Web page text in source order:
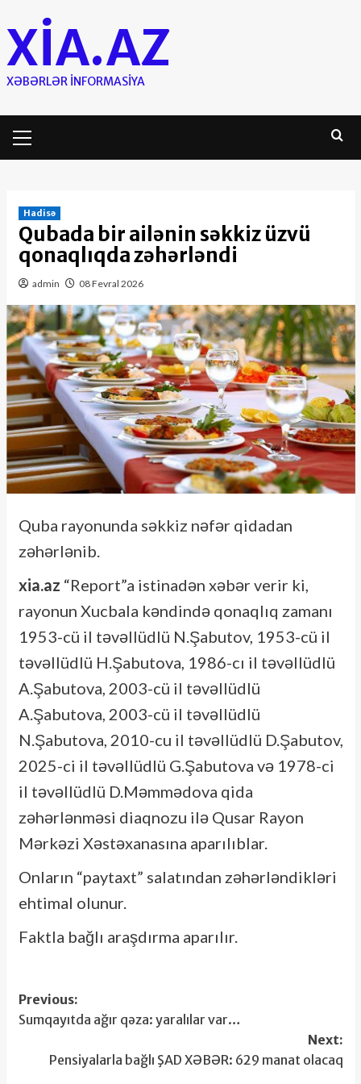
to
content
XIA.AZ
XƏBƏRLƏR INFORMASIYA
Menu
Hadisə
Qubada bir ailənin səkkiz üzvü
qonaqlıqda zəhərləndi
admin 08 Fevral 2026
Quba rayonunda səkkiz nəfər qidadan
zəhərlənib.
xia.az “Report”a istinadən xəbər verir ki,
rayonun Xucbala kəndində qonaqlıq zamanı
1953-cü il təvəllüdlü N.Şabutov, 1953-cü il
təvəllüdlü H.Şabutova, 1986-cı il təvəllüdlü
A.Şabutova, 2003-cü il təvəllüdlü
A.Şabutova, 2003-cü il təvəllüdlü
N.Şabutova, 2010-cu il təvəllüdlü D.Şabutov,
2025-ci il təvəllüdlü G.Şabutova və 1978-ci
il təvəllüdlü D.Məmmədova qida
zəhərlənməsi diaqnozu ilə Qusar Rayon
Mərkəzi Xəstəxanasına aparılıblar.
Onların “paytaxt” salatından zəhərləndikləri
ehtimal olunur.
Faktla bağlı araşdırma aparılır.
Post
navigation
Previous:
Sumqayıtda ağır qəza: yaralılar var…
Next:
Pensiyalarla bağlı ŞAD XƏBƏR: 629 manat olacaq